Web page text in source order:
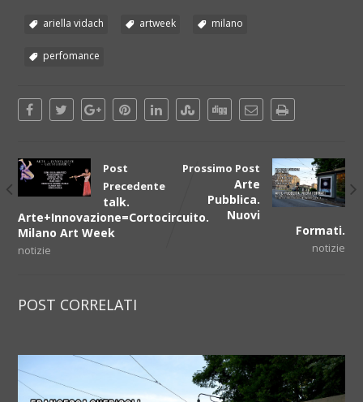
ariella vidach artweek milano
perfomance
Post
Precedente
talk.
Arte+Innovazione=Cortocircuito.
Milano Art Week
notizie
Prossimo Post
Arte
Pubblica.
Nuovi
Formati.
notizie
POST CORRELATI